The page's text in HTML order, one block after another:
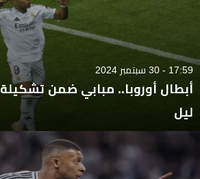
17:59 - 30 سبتمبر 2024
أبطال أوروبا.. مبابي ضمن تشكيلة
ليل